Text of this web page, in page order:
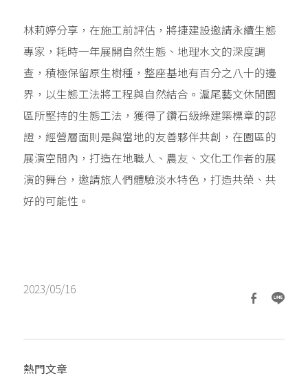
熱門文章
林莉婷分享，在施工前評估，將捷建設邀請永續生態
專家，耗時一年展開自然生態、地理水文的深度調
查，積極保留原生樹種，整座基地有百分之八十的邊
界，以生態工法將工程與自然結合。滬尾藝文休閒園
區所堅持的生態工法，獲得了鑽石級綠建築標章的認
證，經營層面則是與當地的友善夥伴共創，在園區的
展演空間內，打造在地職人、農友、文化工作者的展
演的舞台，邀請旅人們體驗淡水特色，打造共榮、共
好的可能性。
2023/05/16